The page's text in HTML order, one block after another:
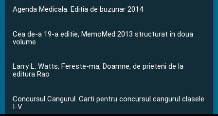
Agenda Medicala. Editia de buzunar 2014
Cea de-a 19-a editie, MemoMed 2013 structurat in doua
volume
Larry L. Watts, Fereste-ma, Doamne, de prieteni de la
editura Rao
Concursul Cangurul. Carti pentru concursul cangurul clasele
I-V